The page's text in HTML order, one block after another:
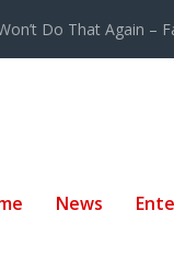
Do That Again –
News